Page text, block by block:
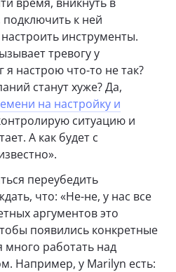
к ней
инструменты.
тревогу у
я настрою что-то не так?
станут хуже? Да,
на настройку и
ситуацию и
А как будет с
переубедить
что: «Не-не, у нас все
аргументов это
появились конкретные
много работать над
Например, у Marilyn есть: